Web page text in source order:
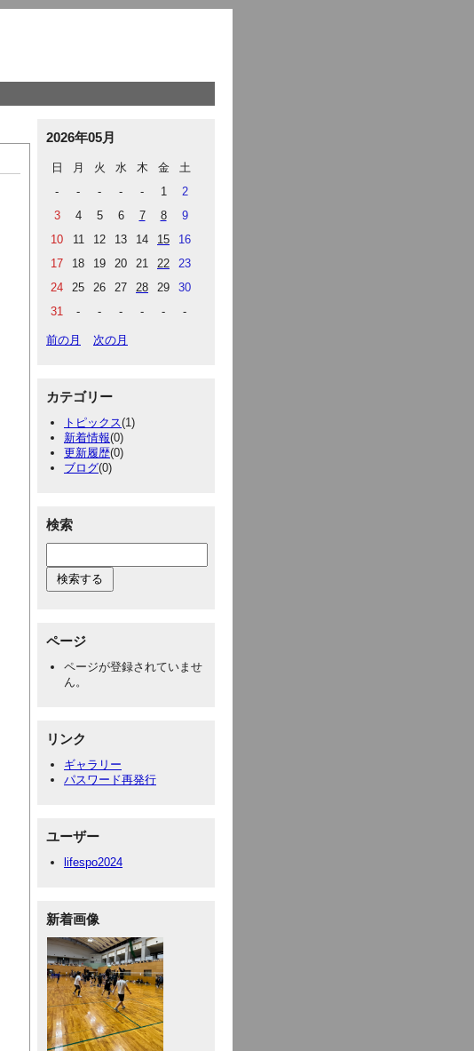
2026年05月
日 月 火 水 木 金
土
-
- - - - 1
2
3
4 5 6 7 8
9
10
11 12 13 14 15
16
17
18 19 20 21 22
23
24
25 26 27 28 29
30
31
- - - - - -
前の月 次の月
カテゴリー
トピックス(1)
新着情報(0)
更新履歴(0)
ブログ(0)
検索
ページ
ページが登録されていませ
ん。
リンク
ギャラリー
パスワード再発行
ユーザー
lifespo2024
新着画像